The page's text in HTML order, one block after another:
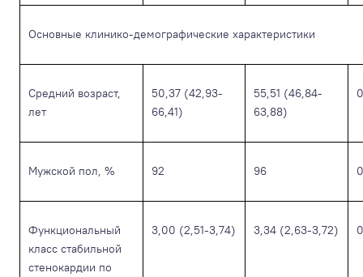
Основные клинико-демографические характеристики
Средний возраст,
лет
50,37 (42,93-
66,41)
55,51 (46,84-
63,88)
Мужской пол, % 92 96
Функциональный
класс стабильной
стенокардии по
3,00 (2,51-3,74) 3,34 (2,63-3,72)